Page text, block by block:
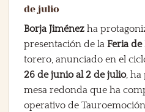
de julio
Borja Jiménez ha
presentación de la Feria de
torero, anunciado en el
26 de junio al 2 de julio, ha
mesa redonda que ha
operativo de